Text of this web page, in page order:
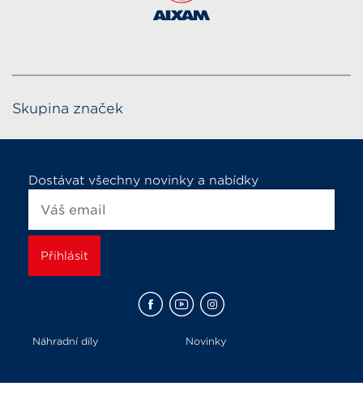
Skupina značek
Dostávat všechny novinky a nabídky
Náhradní díly Novinky